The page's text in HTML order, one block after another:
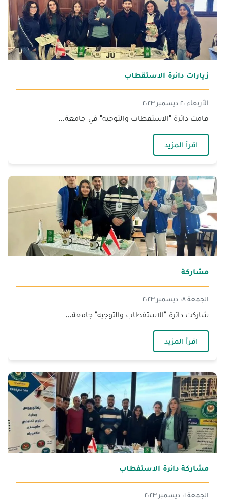
زيارات دائرة الاستقطاب
الأربعاء ٢٠ ديسمبر ٢٠٢٣
قامت دائرة "الاستقطاب والتوجيه" في جامعة...
اقرأ المزيد
مشاركة‎
الجمعة ٠٨ ديسمبر ٢٠٢٣
شاركت دائرة "الاستقطاب والتوجيه" جامعة...
اقرأ المزيد
مشاركة دائرة الاستفطاب
الجمعة ٠١ ديسمبر ٢٠٢٣